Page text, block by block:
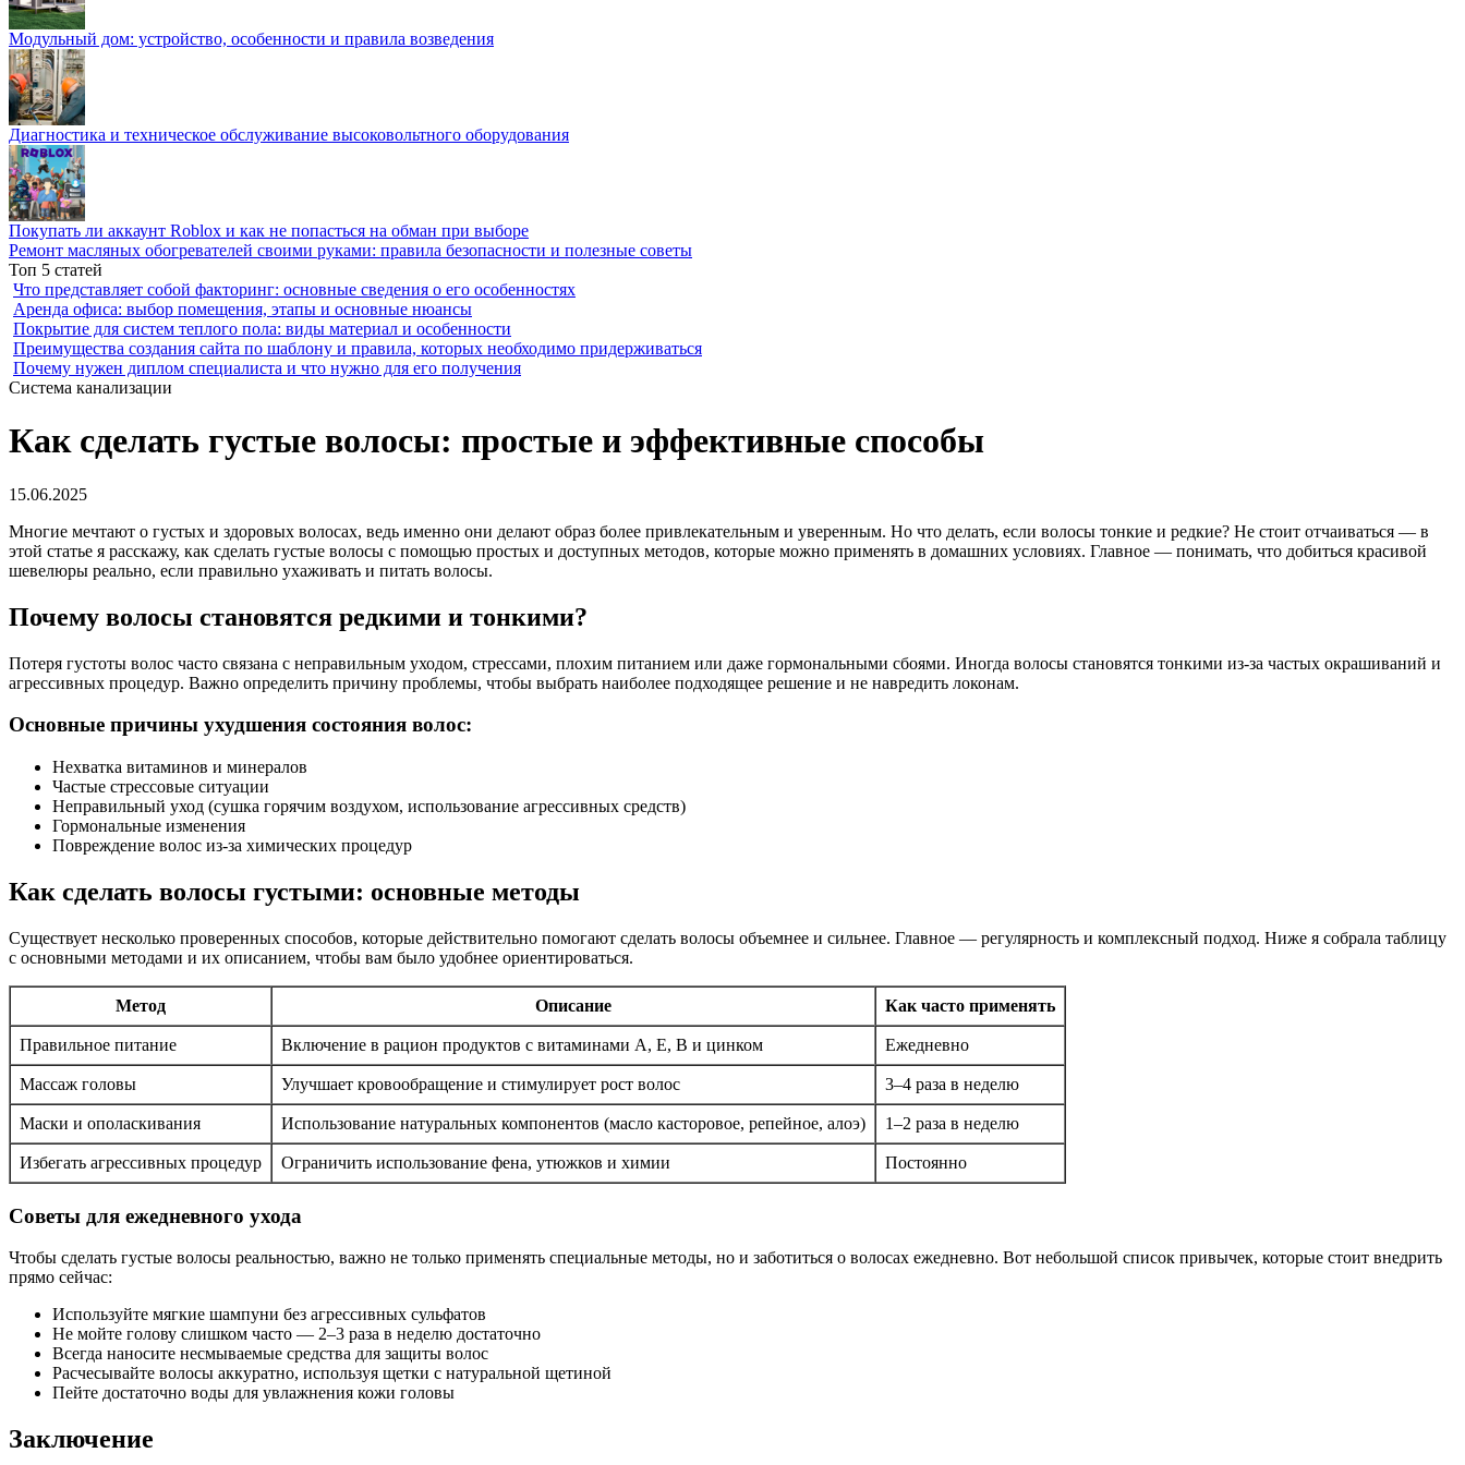
Модульный дом: устройство, особенности и правила возведения
Диагностика и техническое обслуживание высоковольтного оборудования
Покупать ли аккаунт Roblox и как не попасться на обман при выборе
Ремонт масляных обогревателей своими руками: правила безопасности и полезные советы
Топ 5 статей
Что представляет собой факторинг: основные сведения о его особенностях
Аренда офиса: выбор помещения, этапы и основные нюансы
Покрытие для систем теплого пола: виды материал и особенности
Преимущества создания сайта по шаблону и правила, которых необходимо придерживаться
Почему нужен диплом специалиста и что нужно для его получения
Система канализации
Как сделать густые волосы: простые и эффективные способы
15.06.2025
Многие мечтают о густых и здоровых волосах, ведь именно они делают образ более привлекательным и уверенным. Но что делать, если волосы тонкие и редкие? Не стоит отчаиваться — в
этой статье я расскажу, как сделать густые волосы с помощью простых и доступных методов, которые можно применять в домашних условиях. Главное — понимать, что добиться красивой
шевелюры реально, если правильно ухаживать и питать волосы.
Почему волосы становятся редкими и тонкими?
Потеря густоты волос часто связана с неправильным уходом, стрессами, плохим питанием или даже гормональными сбоями. Иногда волосы становятся тонкими из-за частых окрашиваний и
агрессивных процедур. Важно определить причину проблемы, чтобы выбрать наиболее подходящее решение и не навредить локонам.
Основные причины ухудшения состояния волос:
Нехватка витаминов и минералов
Частые стрессовые ситуации
Неправильный уход (сушка горячим воздухом, использование агрессивных средств)
Гормональные изменения
Повреждение волос из-за химических процедур
Как сделать волосы густыми: основные методы
Существует несколько проверенных способов, которые действительно помогают сделать волосы объемнее и сильнее. Главное — регулярность и комплексный подход. Ниже я собрала таблицу
с основными методами и их описанием, чтобы вам было удобнее ориентироваться.
Метод Описание Как часто применять
Правильное питание Включение в рацион продуктов с витаминами A, E, B и цинком Ежедневно
Массаж головы Улучшает кровообращение и стимулирует рост волос 3–4 раза в неделю
Маски и ополаскивания Использование натуральных компонентов (масло касторовое, репейное, алоэ) 1–2 раза в неделю
Избегать агрессивных процедур Ограничить использование фена, утюжков и химии Постоянно
Советы для ежедневного ухода
Чтобы сделать густые волосы реальностью, важно не только применять специальные методы, но и заботиться о волосах ежедневно. Вот небольшой список привычек, которые стоит внедрить
прямо сейчас:
Используйте мягкие шампуни без агрессивных сульфатов
Не мойте голову слишком часто — 2–3 раза в неделю достаточно
Всегда наносите несмываемые средства для защиты волос
Расчесывайте волосы аккуратно, используя щетки с натуральной щетиной
Пейте достаточно воды для увлажнения кожи головы
Заключение